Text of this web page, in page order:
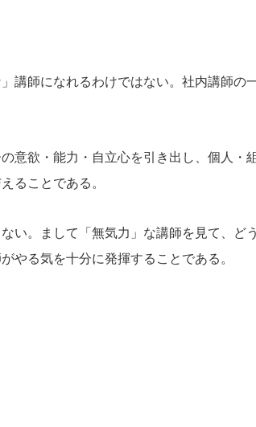
講師になれるわけではない。社内講師の
意欲・能力・自立心を引き出し、個人・
ることである。
い。まして「無気力」な講師を見て、ど
やる気を十分に発揮することである。